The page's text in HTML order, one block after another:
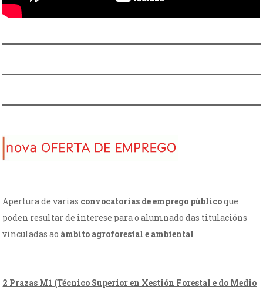
Apertura de varias convocatorias de emprego públicoque
poden resultar de interese para o alumnado das titulacións
vinculadas ao ámbito agroforestal e ambiental
2 Prazas M1 (Técnico Superior en Xestión Forestal e do Medio